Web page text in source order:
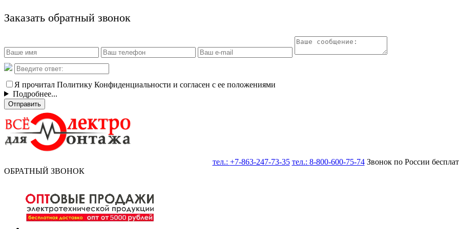
Заказать обратный звонок
Я прочитал Политику Конфиденциальности и согласен с ее положениями
Подробнее...
Отправить
тел.: +7-863-247-73-35 тел.: 8-800-600-75-74Звонок по России
ОБРАТНЫЙ ЗВОНОК